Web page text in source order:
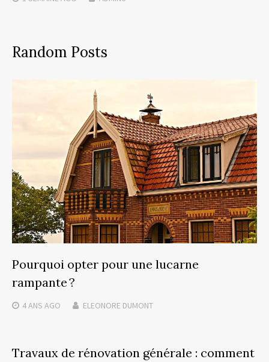
Random Posts
Pourquoi opter pour une lucarne
rampante ?
4 ANS AGO ELEONORE DUMONT
Travaux de rénovation générale : comment